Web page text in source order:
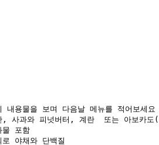
내용물을 보며 다음날 메뉴를 적어보세요
, 사과와 피넛버터, 계란  또는 아보카도
물 포함
야채와 단백질